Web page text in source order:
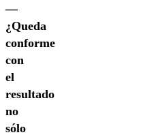
—
¿Queda
conforme
con
el
resultado
no
sólo